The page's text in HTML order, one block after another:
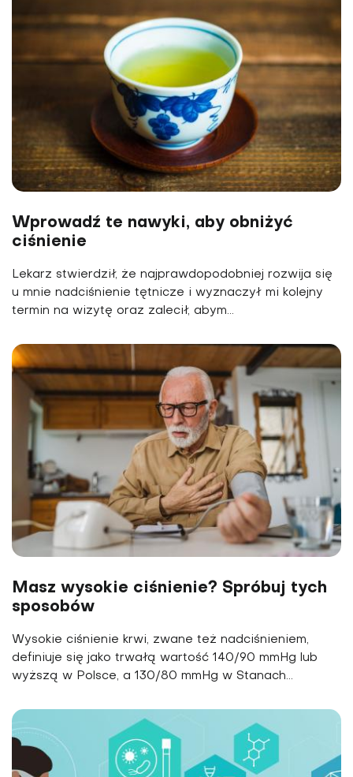
Wprowadź te nawyki, aby obniżyć
ciśnienie
Lekarz stwierdził, że najprawdopodobniej rozwija się
u mnie nadciśnienie tętnicze i wyznaczył mi kolejny
termin na wizytę oraz zalecił, abym...
Masz wysokie ciśnienie? Spróbuj tych
sposobów
Wysokie ciśnienie krwi, zwa­ne też nadciśnieniem,
defi­niuje się jako trwałą wartość 140/90 mmHg lub
wyższą w Pol­sce, a 130/80 mmHg w Stanach...